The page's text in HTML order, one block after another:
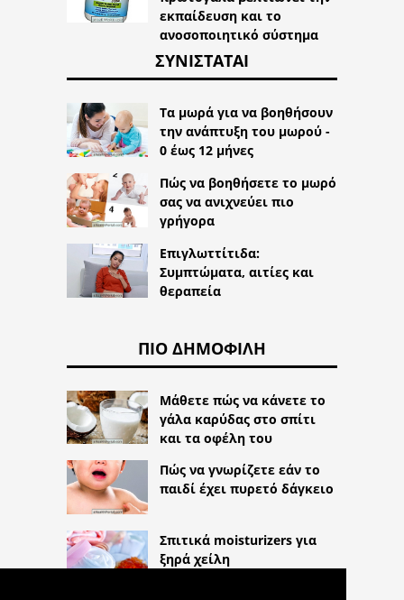
εκπαίδευση και το
ανοσοποιητικό σύστημα
ΣΥΝΙΣΤΆΤΑΙ
Τα μωρά για να βοηθήσουν
την ανάπτυξη του μωρού -
0 έως 12 μήνες
Πώς να βοηθήσετε το μωρό
σας να ανιχνεύει πιο
γρήγορα
Επιγλωττίτιδα:
Συμπτώματα, αιτίες και
θεραπεία
ΠΙΟ ΔΗΜΟΦΙΛΉ
Μάθετε πώς να κάνετε το
γάλα καρύδας στο σπίτι
και τα οφέλη του
Πώς να γνωρίζετε εάν το
παιδί έχει πυρετό δάγκειο
Σπιτικά moisturizers για
ξηρά χείλη